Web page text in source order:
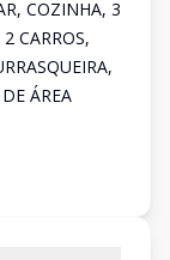
COZINHA, 3
CARROS,
ÁREA